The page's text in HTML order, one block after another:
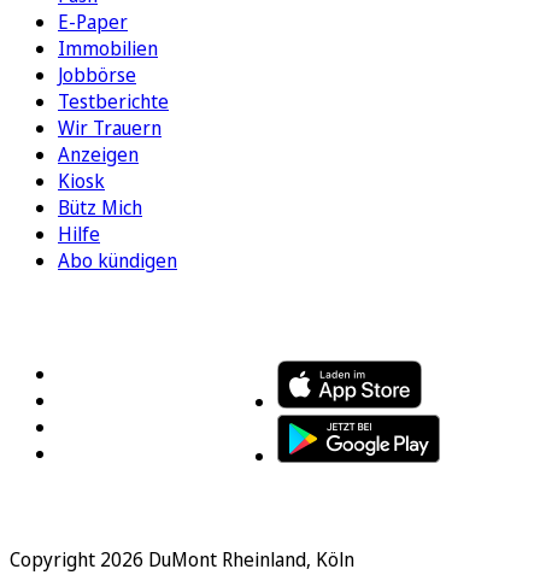
E-Paper
Immobilien
Jobbörse
Testberichte
Wir Trauern
Anzeigen
Kiosk
Bütz Mich
Hilfe
Abo kündigen
Copyright 2026 DuMont Rheinland, Köln